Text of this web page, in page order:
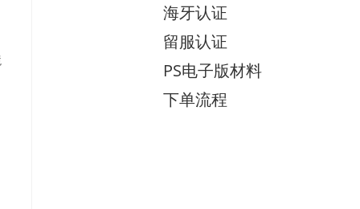
海牙认证
留服认证
PS电子版材料
下单流程